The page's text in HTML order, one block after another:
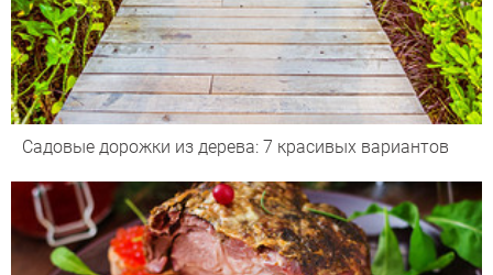
Садовые дорожки из дерева: 7 красивых вариантов